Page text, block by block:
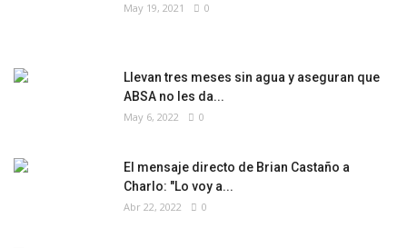
May 19, 2021 0
Llevan tres meses sin agua y aseguran que
ABSA no les da...
May 6, 2022 0
El mensaje directo de Brian Castaño a
Charlo: "Lo voy a...
Abr 22, 2022 0